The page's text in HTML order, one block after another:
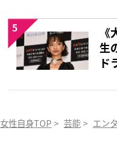
生
ド
5
女性自身TOP > 芸能 > エン